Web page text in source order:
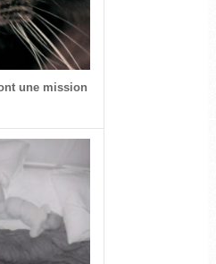
une mission